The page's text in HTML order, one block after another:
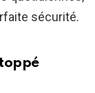
sécurité.